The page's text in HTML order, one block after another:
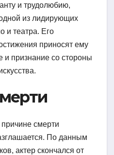
и трудолюбию,
из лидирующих
и театра. Его
приносят ему
и признание со стороны
смерти
По данным
актер скончался от